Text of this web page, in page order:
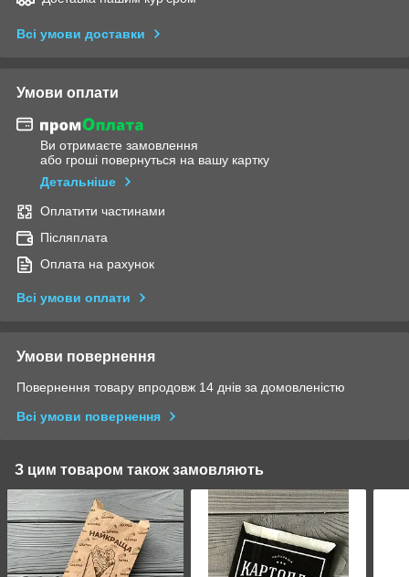
Всі умови доставки
Умови оплати
Ви отримаєте замовлення
або гроші повернуться на вашу картку
Детальніше
Оплатити частинами
Післяплата
Оплата на рахунок
Всі умови оплати
Умови повернення
Повернення товару впродовж 14 днів за домовленістю
Всі умови повернення
З цим товаром також замовляють